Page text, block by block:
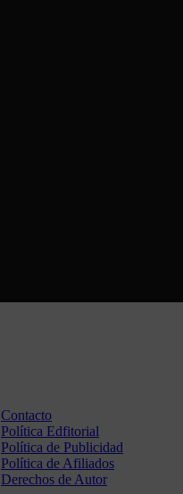
Contacto
Política Edfitorial
Política de Publicidad
Política de Afiliados
Derechos de Autor